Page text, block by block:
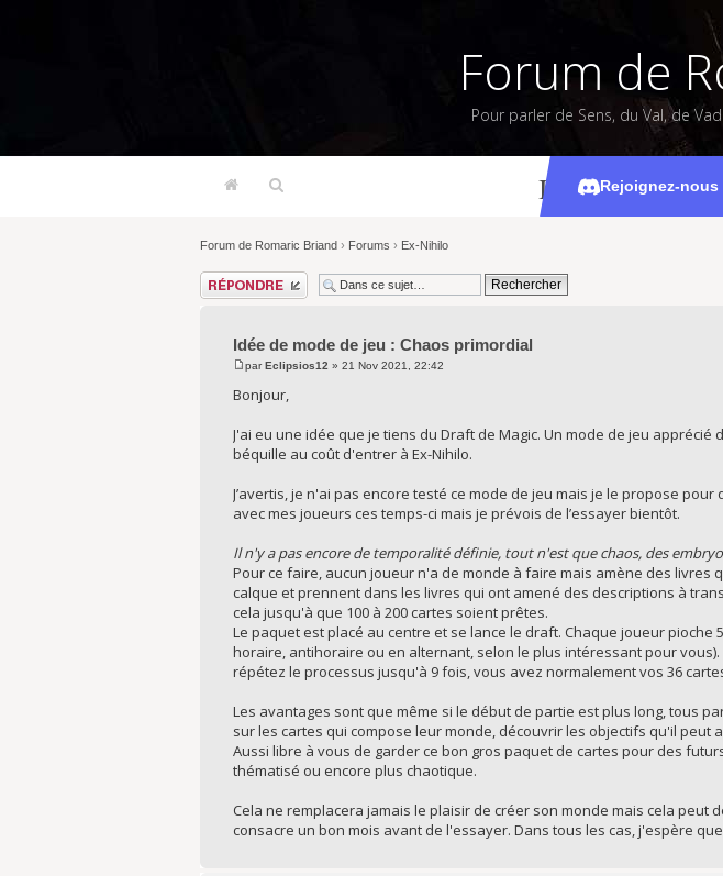
Forum de
Pour parler de Sens, du Val, de
Rejoignez-
Idée de mode
Forum de Romaric Briand › Forums › Ex-Nihilo
Répondre
Idée de mode de jeu : Chaos primordial
parEclipsios12 » 21 Nov 2021, 22:42
Bonjour,
J'ai eu une idée que je tiens du Draft de Magic. Un mode de jeu
béquille au coût d'entrer à Ex-Nihilo.
J’avertis, je n'ai pas encore testé ce mode de jeu mais je le propose
avec mes joueurs ces temps-ci mais je prévois de l’essayer bientôt.
Il n'y a pas encore de temporalité définie, tout n'est que chaos, des
Pour ce faire, aucun joueur n'a de monde à faire mais amène des
calque et prennent dans les livres qui ont amené des descriptions à
cela jusqu'à que 100 à 200 cartes soient prêtes.
Le paquet est placé au centre et se lance le draft. Chaque joueur
horaire, antihoraire ou en alternant, selon le plus intéressant pour
répétez le processus jusqu'à 9 fois, vous avez normalement vos 36
Les avantages sont que même si le début de partie est plus long, tous
sur les cartes qui compose leur monde, découvrir les objectifs qu'il
Aussi libre à vous de garder ce bon gros paquet de cartes pour des
thématisé ou encore plus chaotique.
Cela ne remplacera jamais le plaisir de créer son monde mais cela
consacre un bon mois avant de l'essayer. Dans tous les cas, j'espère